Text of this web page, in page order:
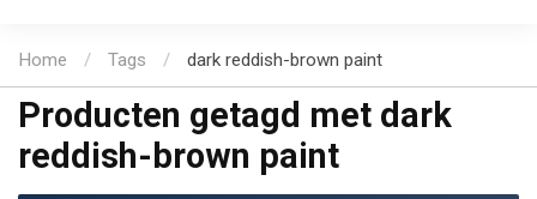
Home / Tags / dark reddish-brown paint
Producten getagd met dark
reddish-brown paint